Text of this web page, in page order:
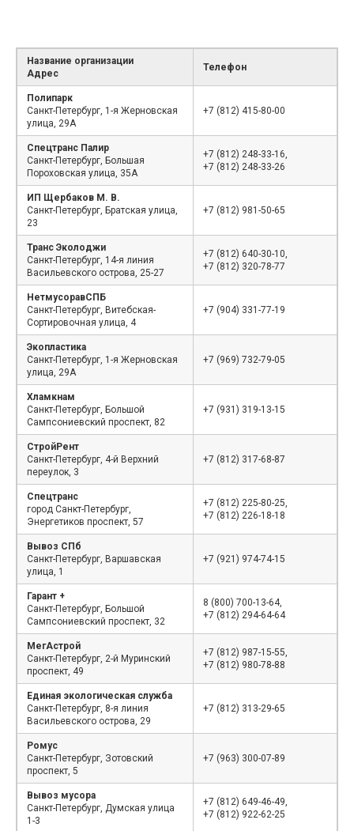
Название организации
Адрес
Телефон
Полипарк
Санкт-Петербург, 1-я Жерновская
улица, 29А
+7 (812) 415-80-00
Спецтранс Палир
Санкт-Петербург, Большая
Пороховская улица, 35А
+7 (812) 248-33-16,
+7 (812) 248-33-26
ИП Щербаков М. В.
Санкт-Петербург, Братская улица,
23
+7 (812) 981-50-65
Транс Эколоджи
Санкт-Петербург, 14-я линия
Васильевского острова, 25-27
+7 (812) 640-30-10,
+7 (812) 320-78-77
НетмусоравСПБ
Санкт-Петербург, Витебская-
Сортировочная улица, 4
+7 (904) 331-77-19
Экопластика
Санкт-Петербург, 1-я Жерновская
улица, 29А
+7 (969) 732-79-05
Хламкнам
Санкт-Петербург, Большой
Сампсониевский проспект, 82
+7 (931) 319-13-15
СтройРент
Санкт-Петербург, 4-й Верхний
переулок, 3
+7 (812) 317-68-87
Спецтранс
город Санкт-Петербург,
Энергетиков проспект, 57
+7 (812) 225-80-25,
+7 (812) 226-18-18
Вывоз СПб
Санкт-Петербург, Варшавская
улица, 1
+7 (921) 974-74-15
Гарант +
Санкт-Петербург, Большой
Сампсониевский проспект, 32
8 (800) 700-13-64,
+7 (812) 294-64-64
МегАстрой
Санкт-Петербург, 2-й Муринский
проспект, 49
+7 (812) 987-15-55,
+7 (812) 980-78-88
Единая экологическая служба
Санкт-Петербург, 8-я линия
Васильевского острова, 29
+7 (812) 313-29-65
Ромус
Санкт-Петербург, Зотовский
проспект, 5
+7 (963) 300-07-89
Вывоз мусора
Санкт-Петербург, Думская улица
1-3
+7 (812) 649-46-49,
+7 (812) 922-62-25